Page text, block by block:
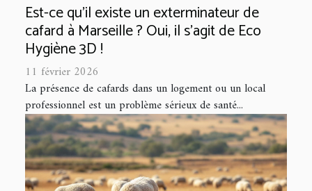
Est-ce qu’il existe un exterminateur de
cafard à Marseille ? Oui, il s'agit de Eco
Hygiène 3D !
11 février 2026
La présence de cafards dans un logement ou un local
professionnel est un problème sérieux de santé...